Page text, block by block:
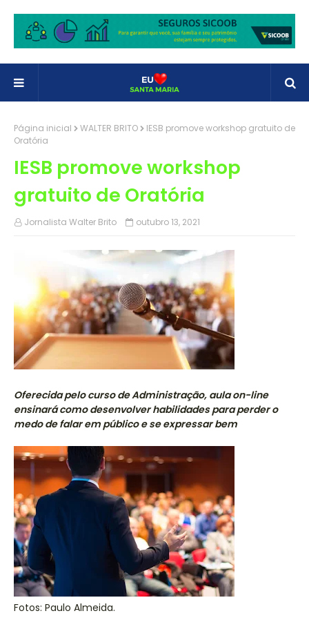
Página inicial WALTER BRITO
IESB promove workshop gratuito de
Oratória
IESB promove workshop
gratuito de Oratória
Jornalista Walter Brito outubro 13, 2021
Oferecida pelo curso de Administração, aula on-line
ensinará como desenvolver habilidades para perder o
medo de falar em público e se expressar bem
Fotos: Paulo Almeida.